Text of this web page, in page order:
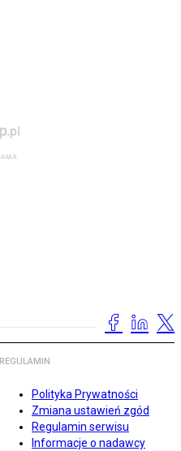
REGULAMIN
Polityka Prywatności
Zmiana ustawień zgód
Regulamin serwisu
Informacje o nadawcy